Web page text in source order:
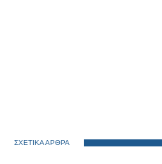
ΣΧΕΤΙΚΑ ΑΡΘΡΑ